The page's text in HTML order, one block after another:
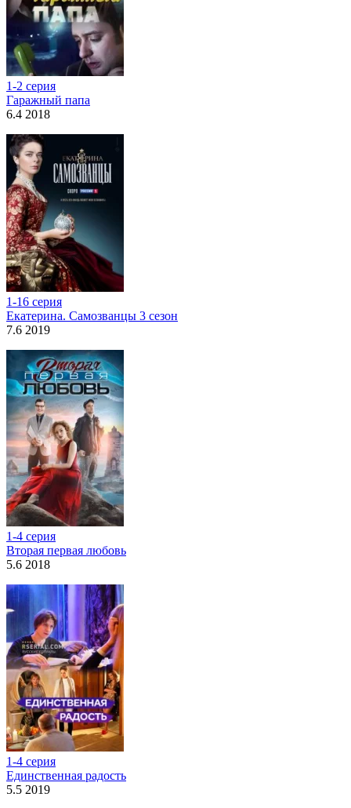
1-2 серия
Гаражный папа
6.4 2018
1-16 серия
Екатерина. Самозванцы 3 сезон
7.6 2019
1-4 серия
Вторая первая любовь
5.6 2018
1-4 серия
Единственная радость
5.5 2019